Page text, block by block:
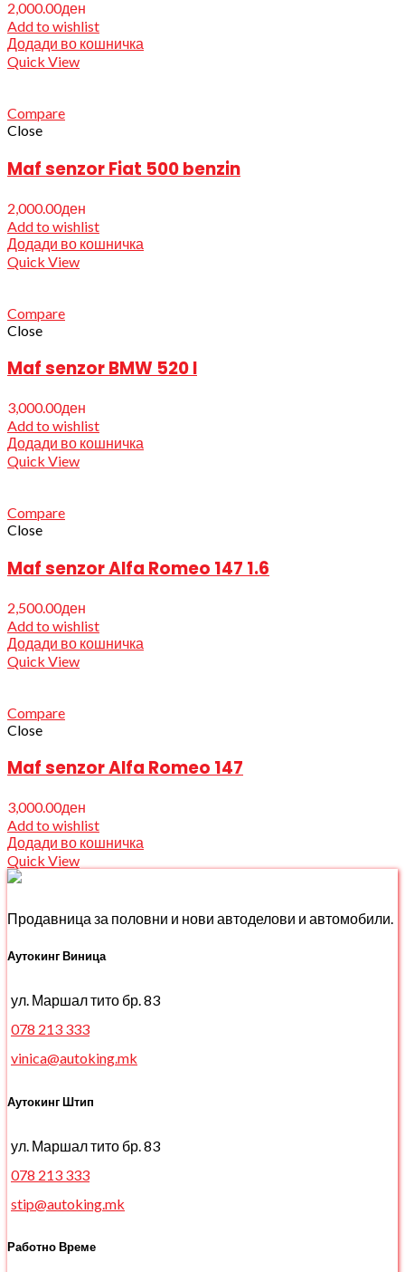
2,000.00ден
Add to wishlist
Додади во кошничка
Quick View
Compare
Close
Maf senzor Fiat 500 benzin
2,000.00ден
Add to wishlist
Додади во кошничка
Quick View
Compare
Close
Maf senzor BMW 520 I
3,000.00ден
Add to wishlist
Додади во кошничка
Quick View
Compare
Close
Maf senzor Alfa Romeo 147 1.6
2,500.00ден
Add to wishlist
Додади во кошничка
Quick View
Compare
Close
Maf senzor Alfa Romeo 147
3,000.00ден
Add to wishlist
Додади во кошничка
Quick View
Продавница за половни и нови автоделови и автомобили.
Аутокинг Виница
ул. Маршал тито бр. 83
078 213 333
vinica@autoking.mk
Аутокинг Штип
ул. Маршал тито бр. 83
078 213 333
stip@autoking.mk
Работно Време